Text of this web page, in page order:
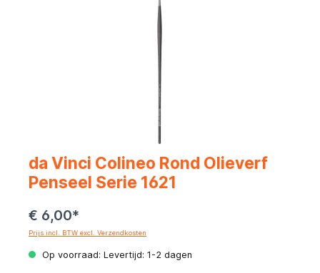
da Vinci Colineo Rond Olieverf
Penseel Serie 1621
€ 6,00*
Prijs incl. BTW excl. Verzendkosten
Op voorraad: Levertijd: 1-2 dagen